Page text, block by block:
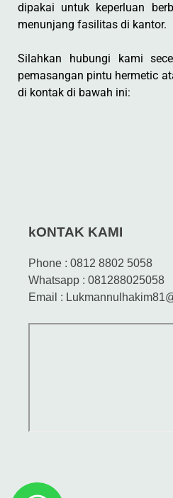
dipakai untuk keperluan
menunjang fasilitas di kantor.
Silahkan hubungi kami
pemasangan pintu hermetic
di kontak di bawah ini:
kONTAK KAMI
Phone : 0812 8802 5058
Whatsapp : 081288025058
Email :